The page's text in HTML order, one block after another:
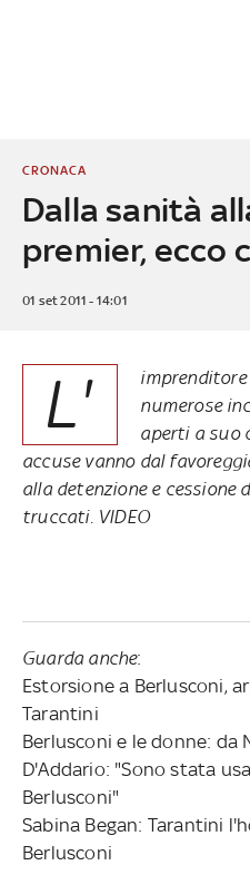
Dalla sanità
premier, ecco
CRONACA
01 set 2011 - 14:01
L'
numerose
aperti a suo
accuse vanno dal
alla detenzione e cessione
truccati. VIDEO
Guarda anche:
Estorsione a Berlusconi,
Tarantini
Berlusconi e le donne: da
D'Addario: "Sono stata
Berlusconi"
Sabina Began: Tarantini
Berlusconi